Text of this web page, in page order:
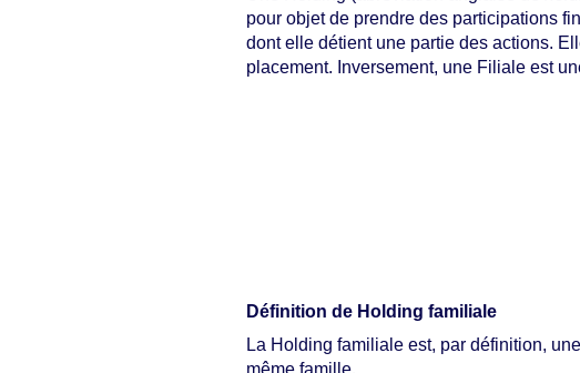
pour objet de prendre des participations
dont elle détient une partie des actions.
placement. Inversement, une Filiale est
Définition de Holding familiale
La Holding familiale est, par définition,
même famille.